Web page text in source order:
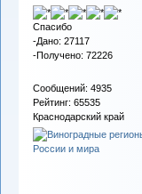
Спасибо
-Дано: 27117
-Получено: 72226
Сообщений: 4935
Рейтинг: 65535
Краснодарский край